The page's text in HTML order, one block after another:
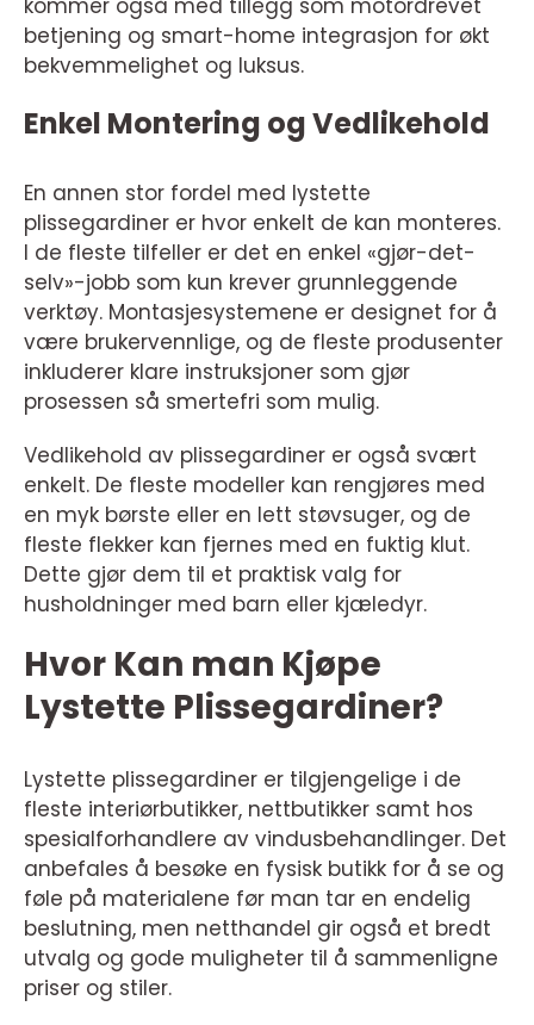
betjening og smart-home integrasjon for økt
bekvemmelighet og luksus.
Enkel Montering og Vedlikehold
En annen stor fordel med lystette
plissegardiner er hvor enkelt de kan monteres.
I de fleste tilfeller er det en enkel «gjør-det-
selv»-jobb som kun krever grunnleggende
verktøy. Montasjesystemene er designet for å
være brukervennlige, og de fleste produsenter
inkluderer klare instruksjoner som gjør
prosessen så smertefri som mulig.
Vedlikehold av plissegardiner er også svært
enkelt. De fleste modeller kan rengjøres med
en myk børste eller en lett støvsuger, og de
fleste flekker kan fjernes med en fuktig klut.
Dette gjør dem til et praktisk valg for
husholdninger med barn eller kjæledyr.
Hvor Kan man Kjøpe
Lystette Plissegardiner?
Lystette plissegardiner er tilgjengelige i de
fleste interiørbutikker, nettbutikker samt hos
spesialforhandlere av vindusbehandlinger. Det
anbefales å besøke en fysisk butikk for å se og
føle på materialene før man tar en endelig
beslutning, men netthandel gir også et bredt
utvalg og gode muligheter til å sammenligne
priser og stiler.